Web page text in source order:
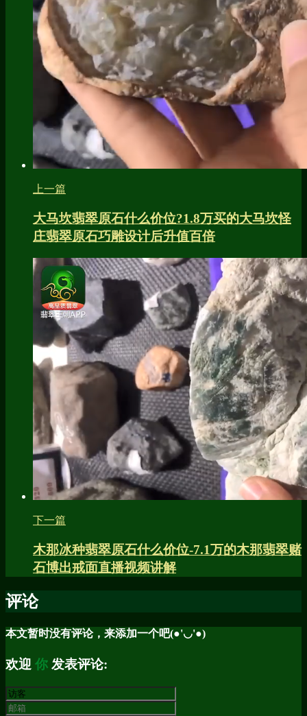
上一篇
大马坎翡翠原石什么价位?1.8万买的大马坎怪
庄翡翠原石巧雕设计后升值百倍
下一篇
木那冰种翡翠原石什么价位-7.1万的木那翡翠赌
石博出戒面直播视频讲解
评论
本文暂时没有评论，来添加一个吧(●'◡'●)
欢迎 你 发表评论: